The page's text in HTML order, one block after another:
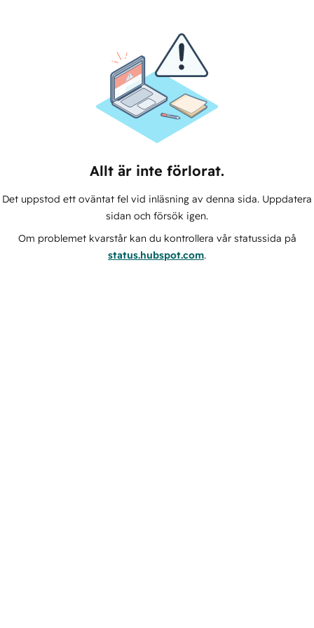
Allt är inte förlorat.
Det uppstod ett oväntat fel vid inläsning av denna sida. Uppdatera
sidan och försök igen.
Om problemet kvarstår kan du kontrollera vår statussida på
status.hubspot.com.